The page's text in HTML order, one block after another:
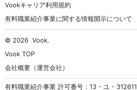
Vookキャリア利用規約
有料職業紹介事業に関する情報開示について
© 2026 Vook.
Vook TOP
会社概要（運営会社）
有料職業紹介事業 許可番号：13 - ユ - 312611